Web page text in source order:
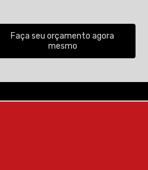
Faça seu orçamento agora
mesmo